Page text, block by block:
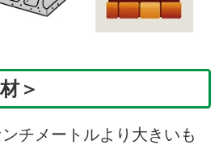
＞
チメートルより大きいも